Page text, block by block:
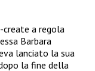
create a regola
Barbara
lanciato la sua
la fine della